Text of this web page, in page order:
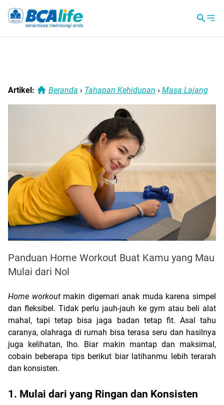
Artikel: Beranda › Tahapan Kehidupan › Masa Lajang
Panduan Home Workout Buat Kamu yang Mau
Mulai dari Nol
Home workout makin digemari anak muda karena simpel
dan fleksibel. Tidak perlu jauh-jauh ke gym atau beli alat
mahal, tapi tetap bisa jaga badan tetap fit. Asal tahu
caranya, olahraga di rumah bisa terasa seru dan hasilnya
juga kelihatan, lho. Biar makin mantap dan maksimal,
cobain beberapa tips berikut biar latihanmu lebih terarah
dan konsisten.
1. Mulai dari yang Ringan dan Konsisten